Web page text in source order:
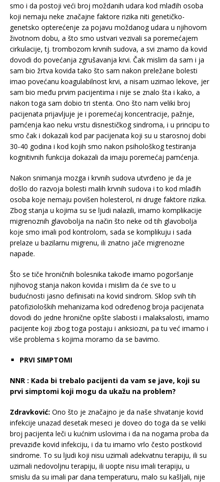
smo i da postoji veći broj moždanih udara kod mlađih osoba
koji nemaju neke značajne faktore rizika niti genetičko-
genetsko opterećenje za pojavu moždanog udara u njihovom
životnom dobu, a što smo ustvari vezivali sa poremećajem
cirkulacije, tj. trombozom krvnih sudova, a svi znamo da kovid
dovodi do povećanja zgrušavanja krvi. Čak mislim da sam i ja
sam bio žrtva kovida tako što sam nakon preležane bolesti
imao povećanu koagulabilnost krvi, a nisam uzimao lekove, jer
sam bio među prvim pacijentima i nije se znalo šta i kako, a
nakon toga sam dobio tri stenta. Ono što nam veliki broj
pacijenata prijavljuje je i poremećaj koncentracije, pažnje,
pamćenja kao neku vrstu disnestičkog sindroma, i u principu to
smo čak i dokazali kod par pacijenata koji su u starosnoj dobi
30-40 godina i kod kojih smo nakon psihološkog testiranja
kognitivnih funkcija dokazali da imaju poremećaj pamćenja.
Nakon snimanja mozga i krvnih sudova utvrđeno je da je
došlo do razvoja bolesti malih krvnih sudova i to kod mlađih
osoba koje nemaju povišen holesterol, ni druge faktore rizika.
Zbog stanja u kojima su se ljudi nalazili, imamo komplikacije
migrenoznih glavobolja na način što neke od tih glavobolja
koje smo imali pod kontrolom, sada se komplikuju i sada
prelaze u bazilarnu migrenu, ili znatno jače migrenozne
napade.
Što se tiče hroničnih bolesnika takođe imamo pogoršanje
njihovog stanja nakon kovida i mislim da će sve to u
budućnosti jasno definisati na kovid sindrom. Sklop svih tih
patofizioloških mehanizama kod određenog broja pacijenata
dovodi do jedne hronične opšte slabosti i malaksalosti, imamo
pacijente koji zbog toga postaju i anksiozni, pa tu već imamo i
više problema s kojima moramo da se bavimo.
PRVI SIMPTOMI
NNR : Kada bi trebalo pacijenti da vam se jave, koji su
prvi simptomi koji mogu da ukažu na problem?
Zdravković: Ono što je značajno je da naše shvatanje kovid
infekcije unazad desetak meseci je doveo do toga da se veliki
broj pacijenta leči u kućnim uslovima i da na nogama proba da
prevaziđe kovid infekciju, i da tu imamo vrlo često postkovid
sindrome. To su ljudi koji nisu uzimali adekvatnu terapiju, ili su
uzimali nedovoljnu terapiju, ili uopte nisu imali terapiju, u
smislu da su imali par dana temperaturu, malo su kašljali, nije